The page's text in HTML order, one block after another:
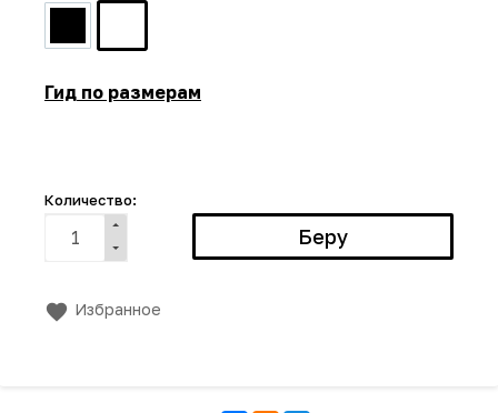
Гид по размерам
Количество:
Избранное